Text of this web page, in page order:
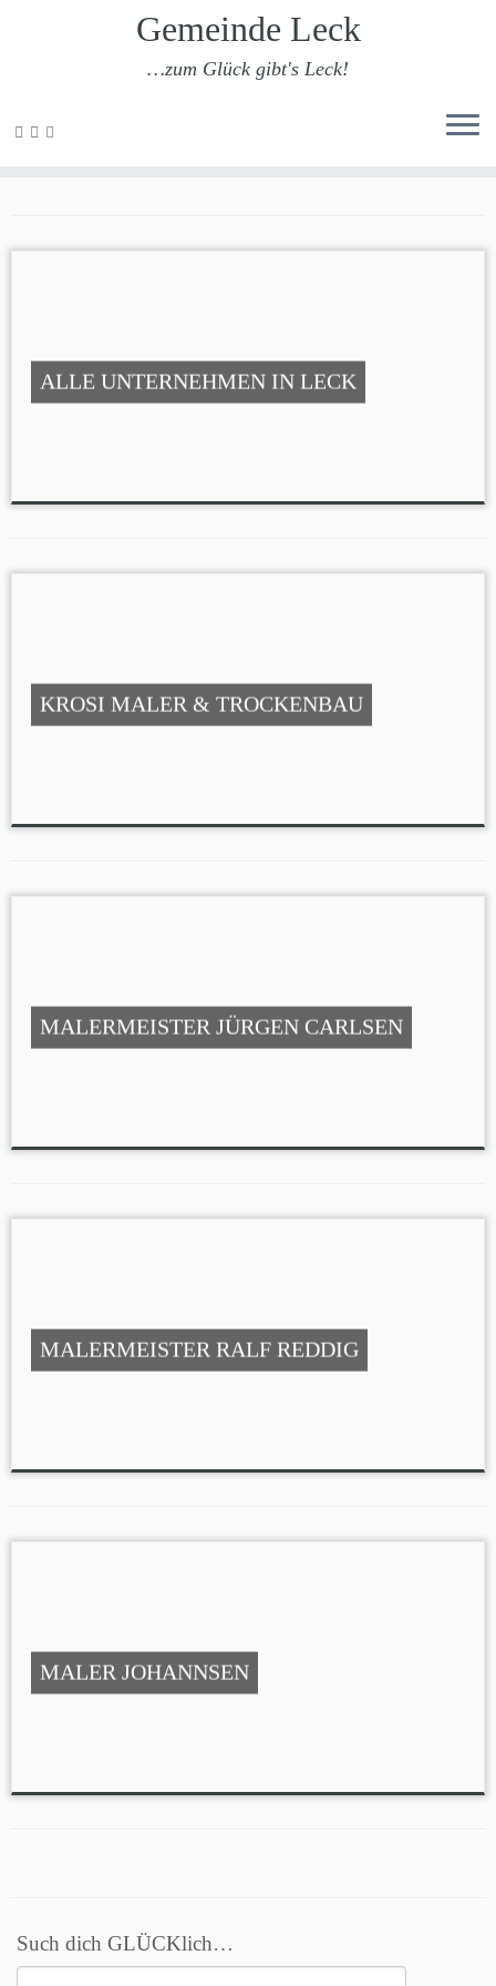
Zum
Gemeinde Leck
…zum Glück gibt's Leck!
ALLE UNTERNEHMEN IN LECK
KROSI MALER & TROCKENBAU
MALERMEISTER JÜRGEN CARLSEN
MALERMEISTER RALF REDDIG
MALER JOHANNSEN
Such dich GLÜCKlich…